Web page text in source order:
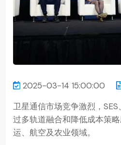
2025-03-14 15:00:00
卫星通信市场竞争激烈，
过多轨道融合和降低成本策
运、航空及农业领域。